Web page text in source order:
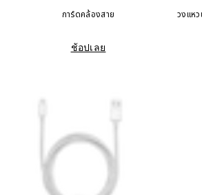
การ์ดคล้องสาย
ช้อปเลย
วงแห